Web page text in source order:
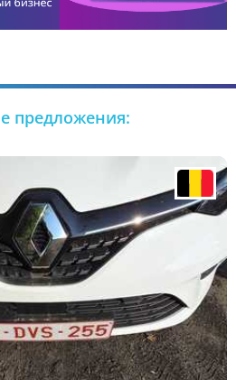
предложения: